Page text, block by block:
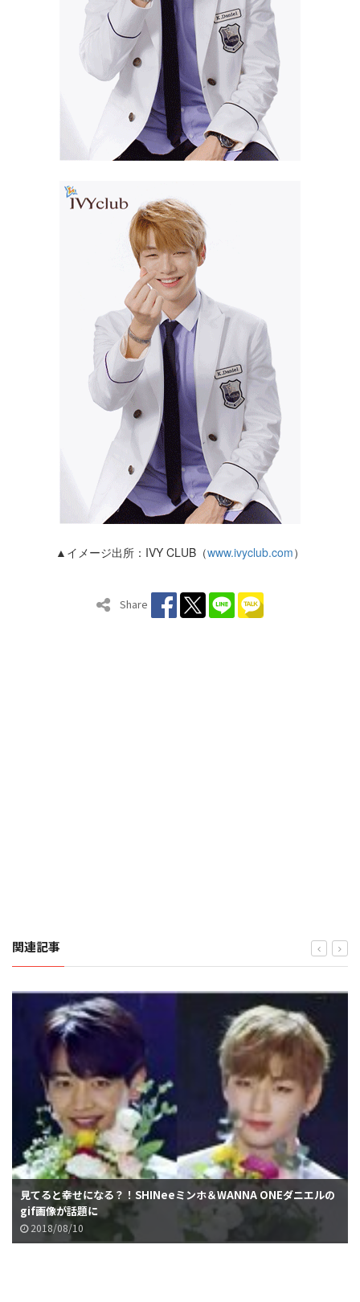
▲イメージ出所：IVY CLUB（www.ivyclub.com）
Share
関連記事
見てると幸せになる？！SHINeeミンホ＆WANNA ONEダニエルの
gif画像が話題に
2018/08/10